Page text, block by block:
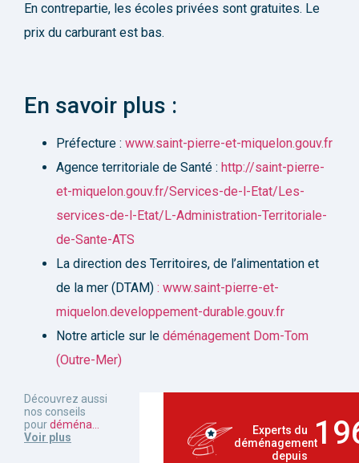
En contrepartie, les écoles privées sont gratuites. Le
prix du carburant est bas.
En savoir plus :
Préfecture : www.saint-pierre-et-miquelon.gouv.fr
Agence territoriale de Santé : http://saint-pierre-
et-miquelon.gouv.fr/Services-de-l-Etat/Les-
services-de-l-Etat/L-Administration-Territoriale-
de-Sante-ATS
La direction des Territoires, de l’alimentation et
de la mer (DTAM) : www.saint-pierre-et-
miquelon.developpement-durable.gouv.fr
Notre article sur le déménagement Dom-Tom
(Outre-Mer)
Découvrez aussi
nos conseils
pourdéména
Voir plus
Experts du
déménagement
depuis